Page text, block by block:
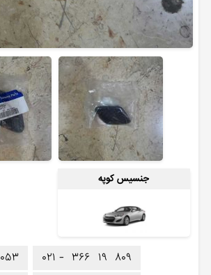
جنسیس کوپه
۰۲۱ - ۳۶۶ ۱۹ ۸۰۹
۰۵۳